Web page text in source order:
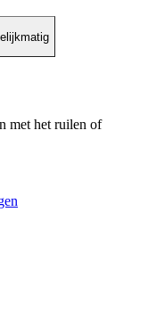
met het ruilen of